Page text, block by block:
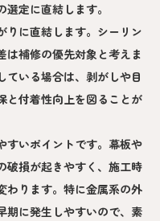
定に直結します。
りに直結します。シーリン
は補修の優先対象と考えま
ている場合は、剥がしや目
と付着性向上を図ることが
すいポイントです。幕板や
破損が起きやすく、施工時
わります。特に金属系の外
期に発生しやすいので、素